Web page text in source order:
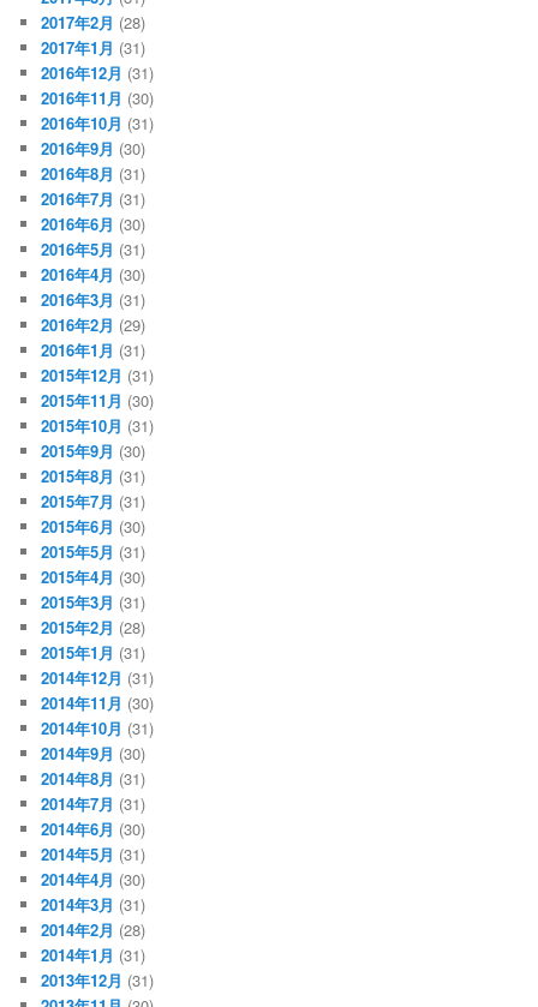
2017年2月 (28)
2017年1月 (31)
2016年12月 (31)
2016年11月 (30)
2016年10月 (31)
2016年9月 (30)
2016年8月 (31)
2016年7月 (31)
2016年6月 (30)
2016年5月 (31)
2016年4月 (30)
2016年3月 (31)
2016年2月 (29)
2016年1月 (31)
2015年12月 (31)
2015年11月 (30)
2015年10月 (31)
2015年9月 (30)
2015年8月 (31)
2015年7月 (31)
2015年6月 (30)
2015年5月 (31)
2015年4月 (30)
2015年3月 (31)
2015年2月 (28)
2015年1月 (31)
2014年12月 (31)
2014年11月 (30)
2014年10月 (31)
2014年9月 (30)
2014年8月 (31)
2014年7月 (31)
2014年6月 (30)
2014年5月 (31)
2014年4月 (30)
2014年3月 (31)
2014年2月 (28)
2014年1月 (31)
2013年12月 (31)